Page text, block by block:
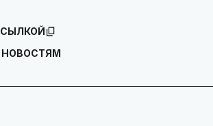
НОВОСТЯМ